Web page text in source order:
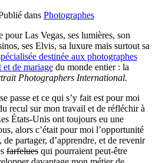
dans Photographes
pour Las Vegas, ses lumières, son
ses Elvis, sa luxure mais surtout sa
destinée aux photographes
de mariagedu monde entier : la
Photographers International.
passe et ce qui s’y fait est pour moi
recul sur mon travail et de réfléchir à
États-Unis ont toujours eu une
alors c’était pour moi l’opportunité
de partager, d’apprendre, et de revenir
farfeluesqui pourraient peut-être